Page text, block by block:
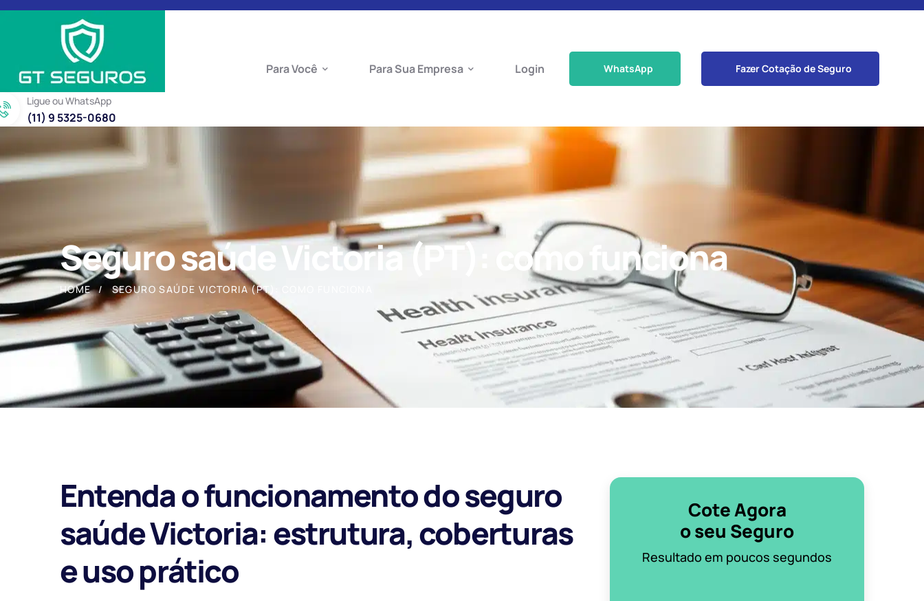
Ligue ou WhatsApp
(11) 9 5325-0680
Para Você Para Sua Empresa Login WhatsApp Fazer Cotação de Seguro
Seguro saúde Victoria (PT): como funciona
HOME SEGURO SAÚDE VICTORIA (PT): COMO FUNCIONA
Entenda o funcionamento do seguro
saúde Victoria: estrutura, coberturas
e uso prático
Cote Agora
o seu Seguro
Resultado em poucos segundos